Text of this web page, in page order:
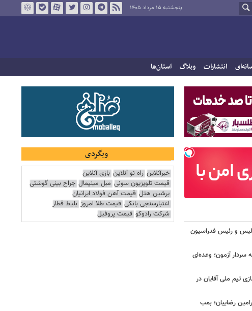
پنجشنبه ۱۵ مرداد ۱۴۰۵
انتشارات وبلاگ استان‌ها
و رئیس فدراسیون
سردار آزمون؛ وعده‌ای
تیم ملی آقایان در
رضاییان؛ بمب
وبگردی
خبرآنلاین راه نو آنلاین بازی آنلاین
قیمت تلویزیون سونی مبل مینیمال جراح بینی گوشتی
پرشین هتل قیمت آهن فولاد ایرانیان
اعتبارسنجی بانکی قیمت طلا امروز بلیط قطار
شرکت رادوکو قیمت پروفیل